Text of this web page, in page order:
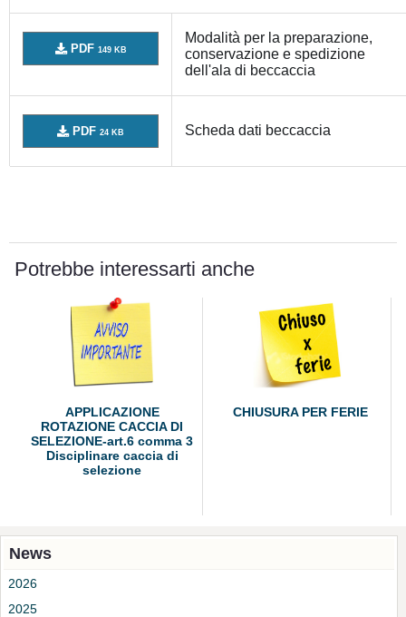
PDF 149 KB
Modalità per la preparazione,
conservazione e spedizione
dell'ala di beccaccia
PDF 24 KB Scheda dati beccaccia
Potrebbe interessarti anche
APPLICAZIONE
ROTAZIONE CACCIA DI
SELEZIONE-art.6 comma 3
Disciplinare caccia di
selezione
CHIUSURA PER FERIE
News
2026
2025